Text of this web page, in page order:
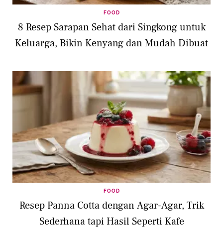
FOOD
8 Resep Sarapan Sehat dari Singkong untuk
Keluarga, Bikin Kenyang dan Mudah Dibuat
FOOD
Resep Panna Cotta dengan Agar-Agar, Trik
Sederhana tapi Hasil Seperti Kafe